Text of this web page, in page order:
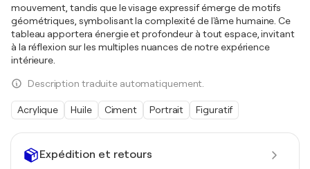
Expédition et retours
mouvement, tandis que le visage expressif émerge de motifs
géométriques, symbolisant la complexité de l'âme humaine. Ce
tableau apportera énergie et profondeur à tout espace, invitant
à la réflexion sur les multiples nuances de notre expérience
intérieure.
Description traduite automatiquement.
Acrylique Huile Ciment Portrait Figuratif